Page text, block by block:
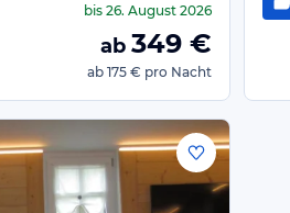
bis 26. August 2026
ab 349 €
ab 175 € pro Nacht